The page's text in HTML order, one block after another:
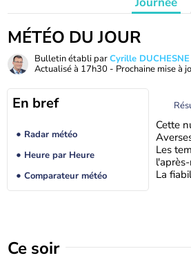
MÉTÉO DU JOUR
Bulletin établi parCyrille DUCHESNE
Actualisé à 17h30 - Prochaine mise à
En bref
Radar météo
Heure par Heure
Comparateur météo
Cette
Les
La
Ce soir